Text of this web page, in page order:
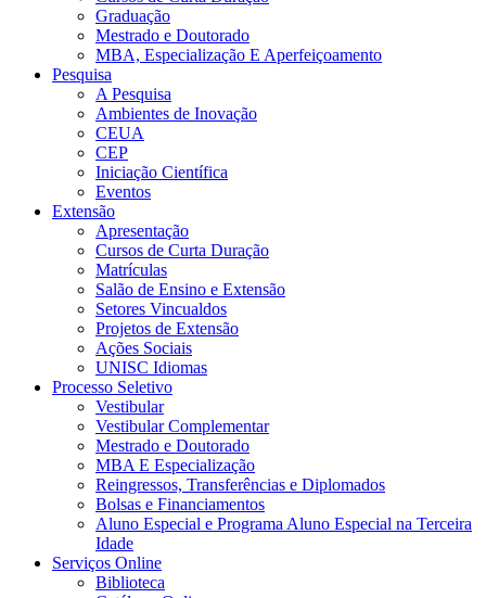
Graduação
Mestrado e Doutorado
MBA, Especialização E Aperfeiçoamento
Pesquisa
A Pesquisa
Ambientes de Inovação
CEUA
CEP
Iniciação Científica
Eventos
Extensão
Apresentação
Cursos de Curta Duração
Matrículas
Salão de Ensino e Extensão
Setores Vincualdos
Projetos de Extensão
Ações Sociais
UNISC Idiomas
Processo Seletivo
Vestibular
Vestibular Complementar
Mestrado e Doutorado
MBA E Especialização
Reingressos, Transferências e Diplomados
Bolsas e Financiamentos
Aluno Especial e Programa Aluno Especial na Terceira
Idade
Serviços Online
Biblioteca